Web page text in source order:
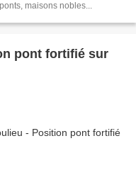
maisons nobles...
pont fortifié sur